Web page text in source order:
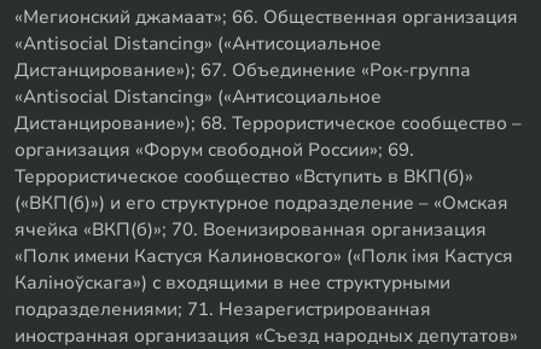
«Мегионский джамаат»; 66. Общественная организация
«Antisocial Distancing» («Антисоциальное
Дистанцирование»); 67. Объединение «Рок-группа
«Antisocial Distancing» («Антисоциальное
Дистанцирование»); 68. Террористическое сообщество –
организация «Форум свободной России»; 69.
Террористическое сообщество «Вступить в ВКП(б)»
(«ВКП(б)») и его структурное подразделение – «Омская
ячейка «ВКП(б)»; 70. Военизированная организация
«Полк имени Кастуся Калиновского» («Полк iмя Кастуся
Калiноўскага») с входящими в нее структурными
подразделениями; 71. Незарегистрированная
иностранная организация «Съезд народных депутатов»